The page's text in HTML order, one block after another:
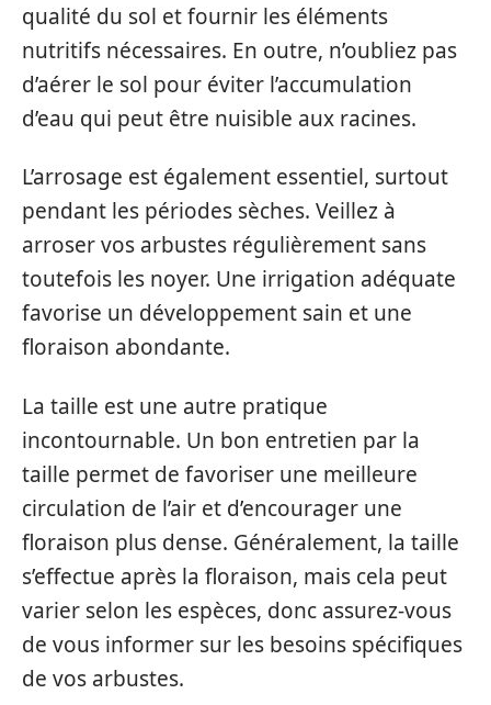
qualité du sol et fournir les éléments
nutritifs nécessaires. En outre, n’oubliez pas
d’aérer le sol pour éviter l’accumulation
d’eau qui peut être nuisible aux racines.
L’arrosage est également essentiel, surtout
pendant les périodes sèches. Veillez à
arroser vos arbustes régulièrement sans
toutefois les noyer. Une irrigation adéquate
favorise un développement sain et une
floraison abondante.
La taille est une autre pratique
incontournable. Un bon entretien par la
taille permet de favoriser une meilleure
circulation de l’air et d’encourager une
floraison plus dense. Généralement, la taille
s’effectue après la floraison, mais cela peut
varier selon les espèces, donc assurez-vous
de vous informer sur les besoins spécifiques
de vos arbustes.